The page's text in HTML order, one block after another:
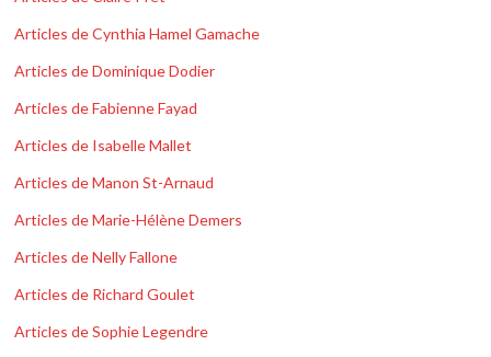
Articles de Cynthia Hamel Gamache
Articles de Dominique Dodier
Articles de Fabienne Fayad
Articles de Isabelle Mallet
Articles de Manon St-Arnaud
Articles de Marie-Hélène Demers
Articles de Nelly Fallone
Articles de Richard Goulet
Articles de Sophie Legendre